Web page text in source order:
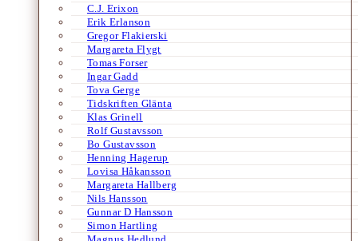
C.J. Erixon
Erik Erlanson
Gregor Flakierski
Margareta Flygt
Tomas Forser
Ingar Gadd
Tova Gerge
Tidskriften Glänta
Klas Grinell
Rolf Gustavsson
Bo Gustavsson
Henning Hagerup
Lovisa Håkansson
Margareta Hallberg
Nils Hansson
Gunnar D Hansson
Simon Hartling